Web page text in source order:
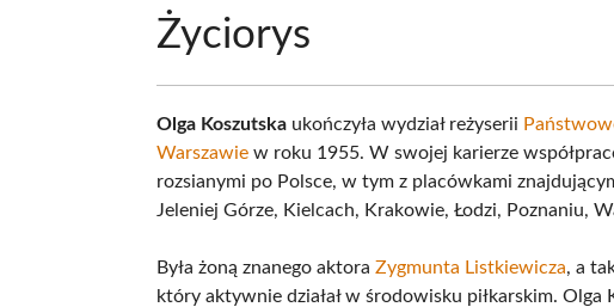
Życiorys
Olga Koszutska ukończyła wydział reżyserii
Warszawie w roku 1955. W swojej karierze
rozsianymi po Polsce, w tym z placówkami
Jeleniej Górze, Kielcach, Krakowie, Łodzi, Poznaniu,
Była żoną znanego aktoraZygmunta Listkiewicza, a
który aktywnie działał w środowisku piłkarskim. Olga